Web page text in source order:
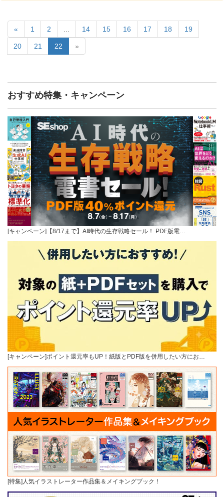
« 1 2 14 15 16 17 18 19
20 21 22 »
おすすめ特集・キャンペーン
[キャンペーン]【8/17まで】AI時代の生存戦略セール！ PDF版電…
[キャンペーン]ポイント還元率もUP！紙版とPDF版を併用したい方にお…
[特集]人気イラストレーター作品集＆メイキングブック！